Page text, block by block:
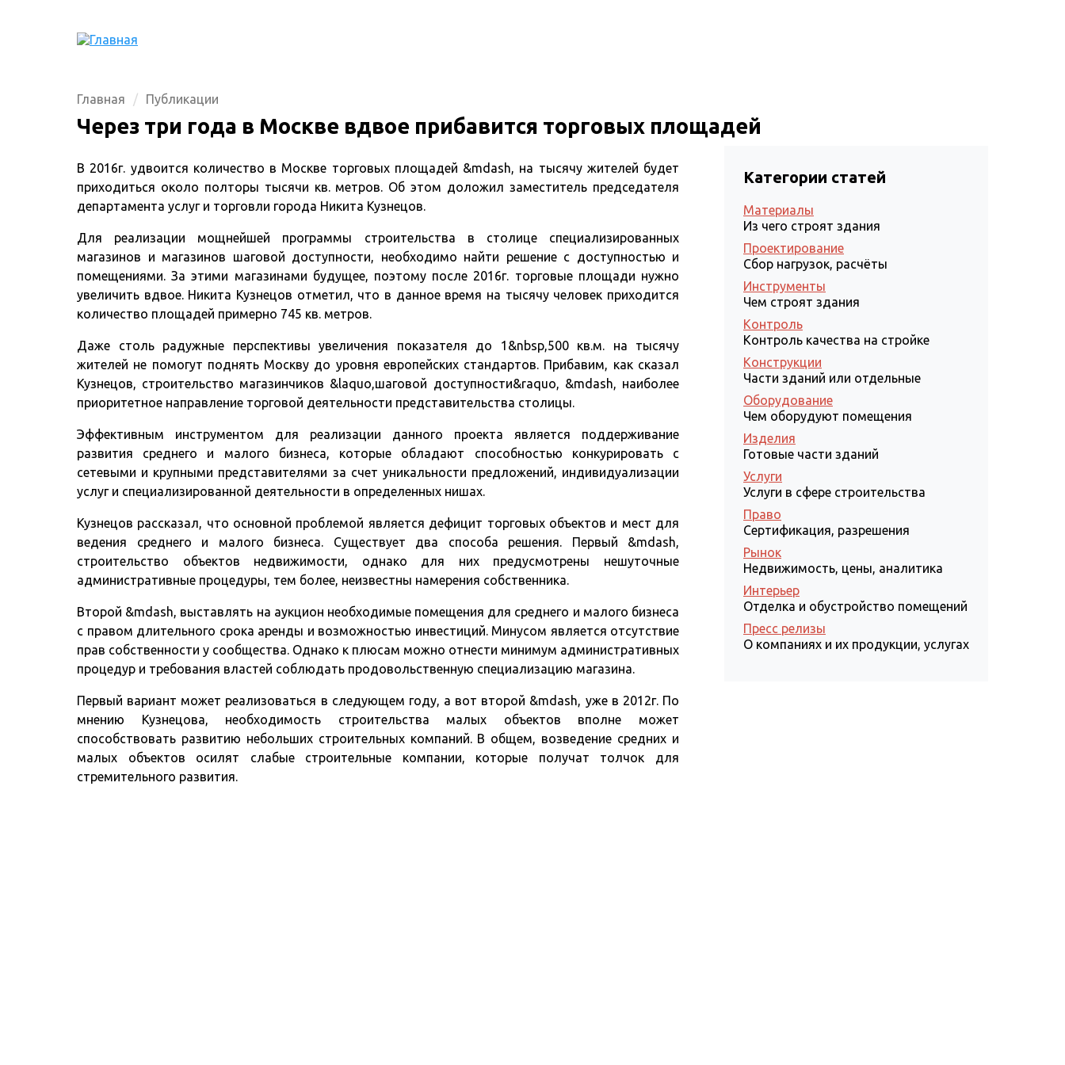
Главная Публикации
Через три года в Москве вдвое прибавится торговых площадей
В 2016г. удвоится количество в Москве торговых площадей &mdash, на тысячу жителей будет
приходиться около полторы тысячи кв. метров. Об этом доложил заместитель председателя
департамента услуг и торговли города Никита Кузнецов.
Для реализации мощнейшей программы строительства в столице специализированных
магазинов и магазинов шаговой доступности, необходимо найти решение с доступностью и
помещениями. За этими магазинами будущее, поэтому после 2016г. торговые площади нужно
увеличить вдвое. Никита Кузнецов отметил, что в данное время на тысячу человек приходится
количество площадей примерно 745 кв. метров.
Даже столь радужные перспективы увеличения показателя до 1&nbsp,500 кв.м. на тысячу
жителей не помогут поднять Москву до уровня европейских стандартов. Прибавим, как сказал
Кузнецов, строительство магазинчиков &laquo,шаговой доступности&raquo, &mdash, наиболее
приоритетное направление торговой деятельности представительства столицы.
Эффективным инструментом для реализации данного проекта является поддерживание
развития среднего и малого бизнеса, которые обладают способностью конкурировать с
сетевыми и крупными представителями за счет уникальности предложений, индивидуализации
услуг и специализированной деятельности в определенных нишах.
Кузнецов рассказал, что основной проблемой является дефицит торговых объектов и мест для
ведения среднего и малого бизнеса. Существует два способа решения. Первый &mdash,
строительство объектов недвижимости, однако для них предусмотрены нешуточные
административные процедуры, тем более, неизвестны намерения собственника.
Второй &mdash, выставлять на аукцион необходимые помещения для среднего и малого бизнеса
с правом длительного срока аренды и возможностью инвестиций. Минусом является отсутствие
прав собственности у сообщества. Однако к плюсам можно отнести минимум административных
процедур и требования властей соблюдать продовольственную специализацию магазина.
Первый вариант может реализоваться в следующем году, а вот второй &mdash, уже в 2012г. По
мнению Кузнецова, необходимость строительства малых объектов вполне может
способствовать развитию небольших строительных компаний. В общем, возведение средних и
малых объектов осилят слабые строительные компании, которые получат толчок для
стремительного развития.
Категории статей
Материалы
Из чего строят здания
Проектирование
Сбор нагрузок, расчёты
Инструменты
Чем строят здания
Контроль
Контроль качества на стройке
Конструкции
Части зданий или отдельные
Оборудование
Чем оборудуют помещения
Изделия
Готовые части зданий
Услуги
Услуги в сфере строительства
Право
Сертификация, разрешения
Рынок
Недвижимость, цены, аналитика
Интерьер
Отделка и обустройство помещений
Пресс релизы
О компаниях и их продукции, услугах